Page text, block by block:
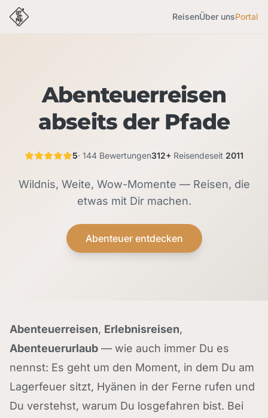
ReisenÜber unsPortal
Abenteuerreisen
abseits der Pfade
5· 144 Bewertungen312+ Reisendeseit 2011
Wildnis, Weite, Wow-Momente — Reisen, die
etwas mit Dir machen.
Abenteuer entdecken
Abenteuerreisen, Erlebnisreisen,
Abenteuerurlaub — wie auch immer Du es
nennst: Es geht um den Moment, in dem Du am
Lagerfeuer sitzt, Hyänen in der Ferne rufen und
Du verstehst, warum Du losgefahren bist. Bei